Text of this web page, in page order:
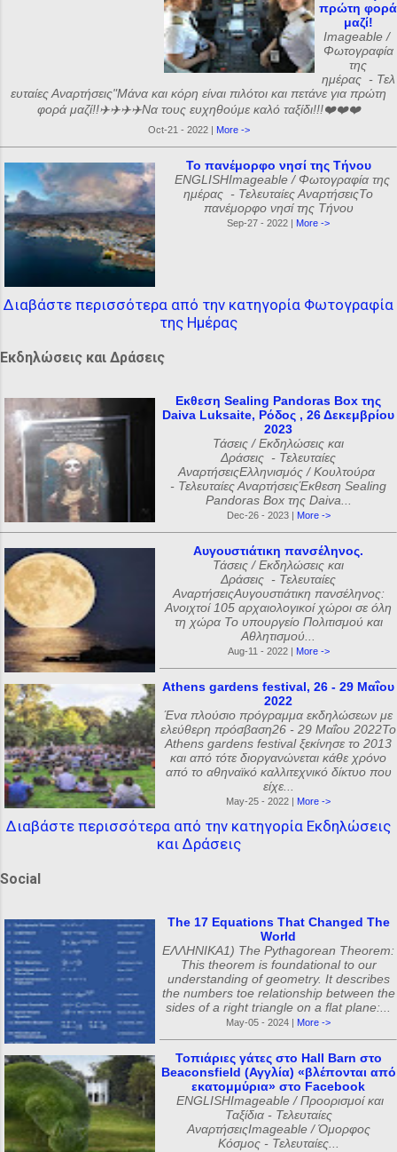
πρώτη φορά
μαζί!
Imageable /
Φωτογραφία
της
ημέρας - Τελ
ευταίες Αναρτήσεις"Μάνα και κόρη είναι πιλότοι και πετάνε για πρώτη
φορά μαζί!!✈️✈️✈️✈️Να τους ευχηθούμε καλό ταξίδι!!!❤️❤️❤️
Oct-21 - 2022 | More ->
Το πανέμορφο νησί της Τήνου
ENGLISHImageable / Φωτογραφία της
ημέρας - Τελευταίες ΑναρτήσειςΤο
πανέμορφο νησί της Τήνου
Sep-27 - 2022 | More ->
Διαβάστε περισσότερα από την κατηγορία Φωτογραφία
της Ημέρας
Εκδηλώσεις και Δράσεις
Εκθεση Sealing Pandoras Box της
Daiva Luksaite, Ρόδος , 26 Δεκεμβρίου
2023
Τάσεις / Εκδηλώσεις και
Δράσεις - Τελευταίες
ΑναρτήσειςΕλληνισμός / Κουλτούρα
- Τελευταίες ΑναρτήσειςΈκθεση Sealing
Pandoras Box της Daiva...
Dec-26 - 2023 | More ->
Αυγουστιάτικη πανσέληνος.
Τάσεις / Εκδηλώσεις και
Δράσεις - Τελευταίες
ΑναρτήσειςΑυγουστιάτικη πανσέληνος:
Ανοιχτοί 105 αρχαιολογικοί χώροι σε όλη
τη χώρα Το υπουργείο Πολιτισμού και
Αθλητισμού...
Aug-11 - 2022 | More ->
Athens gardens festival, 26 - 29 Μαΐου
2022
Ένα πλούσιο πρόγραμμα εκδηλώσεων με
ελεύθερη πρόσβαση26 - 29 Μαΐου 2022Το
Athens gardens festival ξεκίνησε το 2013
και από τότε διοργανώνεται κάθε χρόνο
από το αθηναϊκό καλλιτεχνικό δίκτυο που
είχε...
May-25 - 2022 | More ->
Διαβάστε περισσότερα από την κατηγορία Εκδηλώσεις
και Δράσεις
Social
The 17 Equations That Changed The
World
ΕΛΛΗΝΙΚΑ1) The Pythagorean Theorem:
This theorem is foundational to our
understanding of geometry. It describes
the numbers toe relationship between the
sides of a right triangle on a flat plane:...
May-05 - 2024 | More ->
Τοπιάριες γάτες στο Hall Barn στο
Beaconsfield (Αγγλία) «βλέπονται από
εκατομμύρια» στο Facebook
ENGLISHImageable / Προορισμοί και
Ταξίδια - Τελευταίες
ΑναρτήσειςImageable / Όμορφος
Κόσμος - Τελευταίες...